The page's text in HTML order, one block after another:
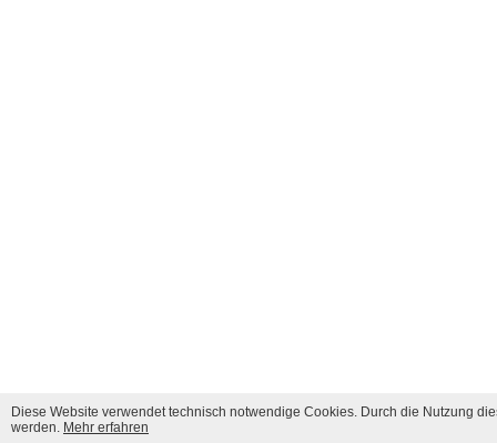
Diese Website verwendet technisch notwendige Cookies. Durch die Nutzung
werden. Mehr erfahren